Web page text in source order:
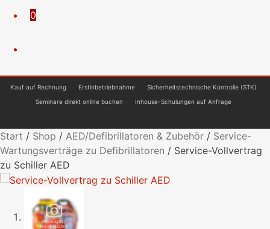
0
Kauf auf Rechnung Erstinbetriebnahme
Sicherheitstechnische Kontrolle (STK)
Seminare direkt online buchen
Inhouse-Schulungen auf Anfrage
Start / Shop / AED/Defibrillatoren & Zubehör / Service-
Wartungsverträge zu Defibrillatoren / Service-Vollvertrag
zu Schiller AED